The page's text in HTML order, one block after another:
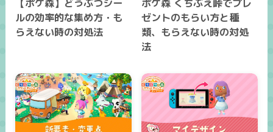
【ポケ森】どうぶつシー
ルの効率的な集め方・も
らえない時の対処法
ポケ森 くちぶえ峠でプレ
ゼントのもらい方と種
類、もらえない時の対処
法